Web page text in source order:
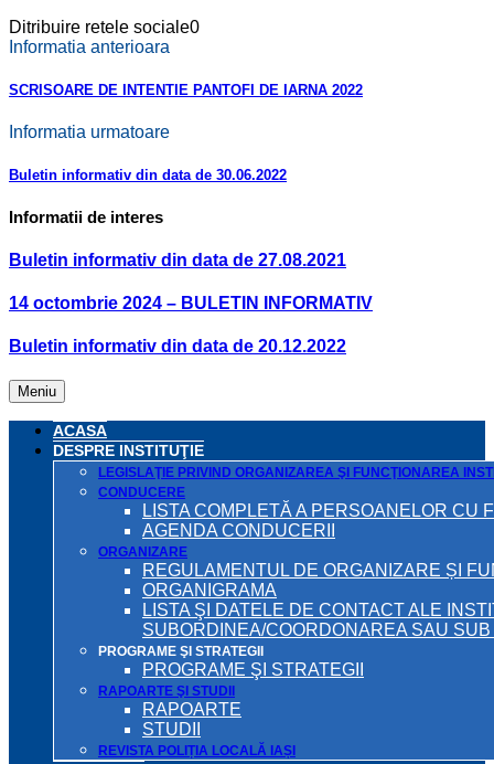
Ditribuire retele sociale0
Informatia anterioara
SCRISOARE DE INTENTIE PANTOFI DE IARNA 2022
Informatia urmatoare
Buletin informativ din data de 30.06.2022
Informatii de interes
Buletin informativ din data de 27.08.2021
14 octombrie 2024 – BULETIN INFORMATIV
Buletin informativ din data de 20.12.2022
Meniu
ACASA
DESPRE INSTITUŢIE
LEGISLAŢIE PRIVIND ORGANIZAREA ŞI FUNCŢIONAREA
CONDUCERE
LISTA COMPLETĂ A PERSOANELOR CU
AGENDA CONDUCERII
ORGANIZARE
REGULAMENTUL DE ORGANIZARE ȘI
ORGANIGRAMA
LISTA ŞI DATELE DE CONTACT ALE
SUBORDINEA/COORDONAREA SAU
PROGRAME ŞI STRATEGII
PROGRAME ŞI STRATEGII
RAPOARTE ŞI STUDII
RAPOARTE
STUDII
REVISTA POLIȚIA LOCALĂ IAȘI